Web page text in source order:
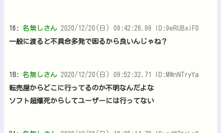
16: 名無しさん 2020/12/20(日) 09:42:26.99 ID:9eRUBxiF0
一般に渡ると不具合多発で困るから良いんじゃね？
18: 名無しさん 2020/12/20(日) 09:52:32.71 ID:MWnNTryYa
転売屋からどこに行ってるのか不明なんだよな
ソフト超爆死からしてユーザーには行ってない